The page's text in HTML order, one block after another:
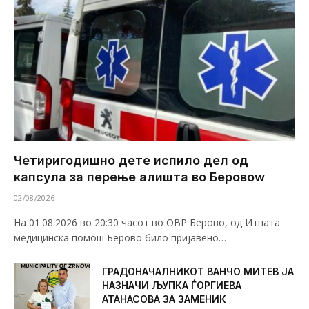
Четиригодишно дете испило дел од
капсула за перење алишта во Беровоw
02/08/2026
На 01.08.2026 во 20:30 часот во ОВР Берово, од Итната
медицинска помош Берово било пријавено…
ГРАДОНАЧАЛНИКОТ ВАНЧО МИТЕВ ЈА
НАЗНАЧИ ЉУПКА ЃОРГИЕВА
АТАНАСОВА ЗА ЗАМЕНИК